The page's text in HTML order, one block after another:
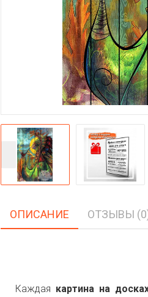
ОПИСАНИЕ ОТЗЫВЫ
Каждая картина на